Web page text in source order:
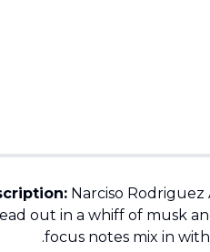
Narciso
out in a whiff of musk
focus notes mix in